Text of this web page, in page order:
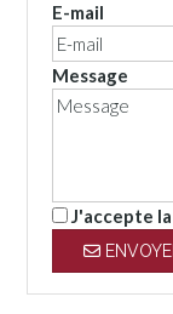
E-mail
Message
J'accepte la